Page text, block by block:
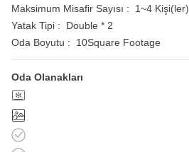
Maksimum Misafir Sayısı :
1~4 Kişi(ler)
Yatak Tipi :
Double * 2
Oda Boyutu :
10Square Footage
Oda Olanakları